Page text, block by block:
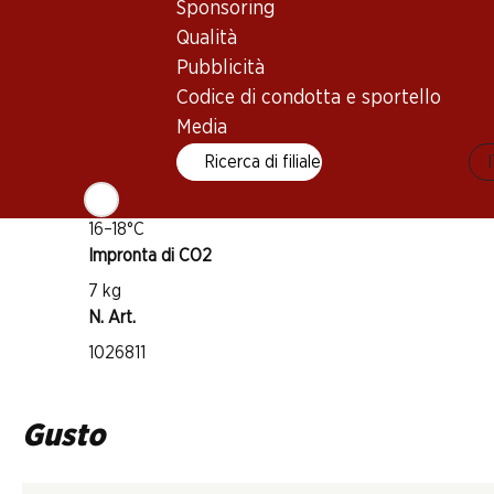
Sponsoring
Qualità
Pubblicità
Codice di condotta e sportello
Media
Ricerca di filiale
Maturità di beva
Temperatura di beva
16–18°C
Impronta di CO2
7 kg
N. Art.
1026811
Gusto